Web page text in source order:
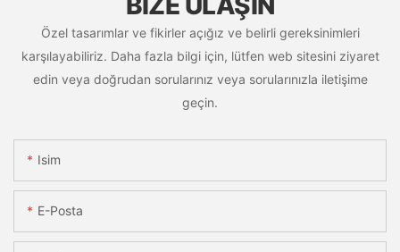
Özel tasarımlar ve fikirler açığız ve belirli gereksinimleri
karşılayabiliriz. Daha fazla bilgi için, lütfen web sitesini ziyaret
edin veya doğrudan sorularınız veya sorularınızla iletişime
geçin.
Isim
E-Posta